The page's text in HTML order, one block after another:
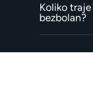
Koliko
bezbolan?